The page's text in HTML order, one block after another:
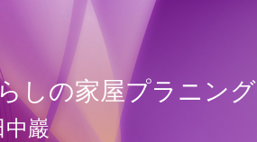
しの家屋プラニング
中巖